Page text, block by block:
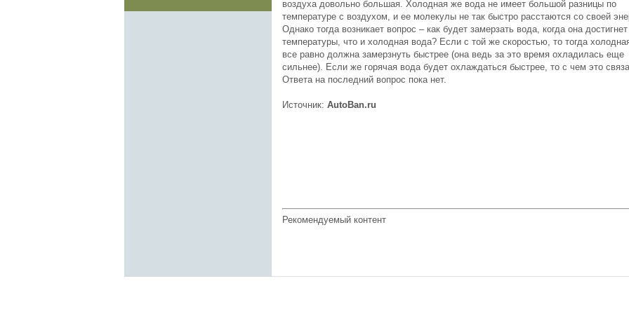
воздуха довольно большая. Холодная же вода не имеет большой разницы по
температуре с воздухом, и ее молекулы не так быстро расстаются со своей
Однако тогда возникает вопрос – как будет замерзать вода, когда она
температуры, что и холодная вода? Если с той же скоростью, то тогда
все равно должна замерзнуть быстрее (она ведь за это время охладилась еще
сильнее). Если же горячая вода будет охлаждаться быстрее, то с чем это
Ответа на последний вопрос пока нет.
Источник: AutoBan.ru
Рекомендуемый контент